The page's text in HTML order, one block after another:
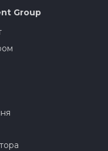
Group